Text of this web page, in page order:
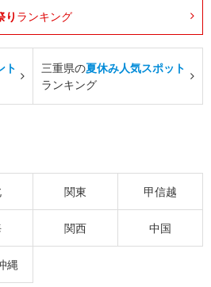
り ランキング
ト
三重県の夏休み人気スポット
ランキング
関東 甲信越
関西 中国
縄